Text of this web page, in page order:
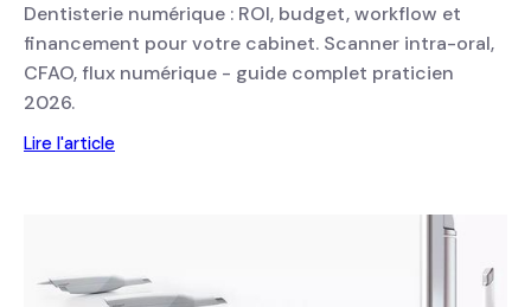
Dentisterie numérique : ROI, budget, workflow et
financement pour votre cabinet. Scanner intra-oral,
CFAO, flux numérique - guide complet praticien
2026.
Lire l'article